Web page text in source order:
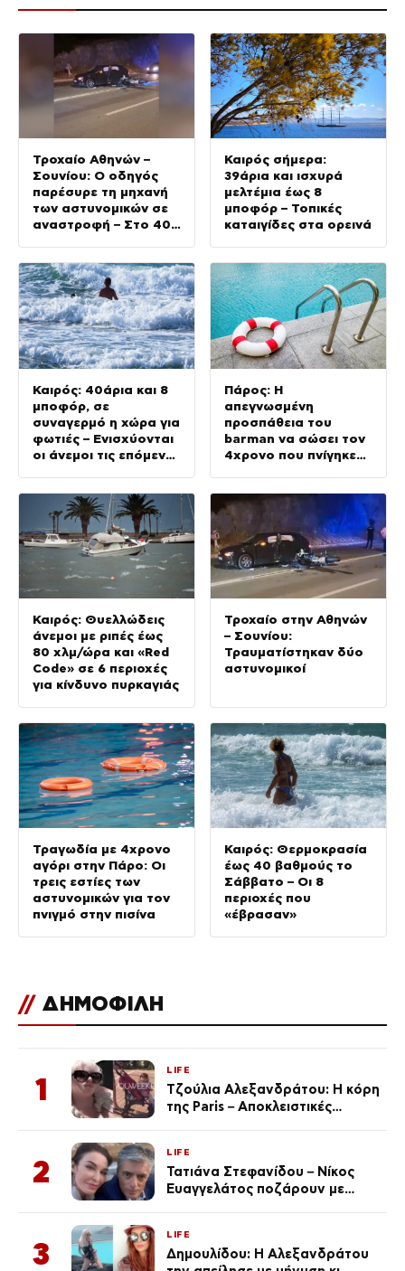
Τροχαίο Αθηνών –
Σουνίου: Ο οδηγός
παρέσυρε τη μηχανή
των αστυνομικών σε
αναστροφή – Στο 401
Καιρός σήμερα:
39άρια και ισχυρά
μελτέμια έως 8
μποφόρ – Τοπικές
καταιγίδες στα ορεινά
Καιρός: 40άρια και 8
μποφόρ, σε
συναγερμό η χώρα για
φωτιές – Ενισχύονται
οι άνεμοι τις επόμενες
Πάρος: Η
απεγνωσμένη
προσπάθεια του
barman να σώσει τον
4χρονο που πνίγηκε
Καιρός: Θυελλώδεις
άνεμοι με ριπές έως
80 χλμ/ώρα και «Red
Code» σε 6 περιοχές
για κίνδυνο πυρκαγιάς
Τροχαίο στην Αθηνών
– Σουνίου:
Τραυματίστηκαν δύο
αστυνομικοί
Τραγωδία με 4χρονο
αγόρι στην Πάρο: Οι
τρεις εστίες των
αστυνομικών για τον
πνιγμό στην πισίνα
Καιρός: Θερμοκρασία
έως 40 βαθμούς το
Σάββατο – Οι 8
περιοχές που
«έβρασαν»
// ΔΗΜΟΦΙΛΗ
1
LIFE
Τζούλια Αλεξανδράτου: Η κόρη
της Paris – Αποκλειστικές
2
LIFE
Τατιάνα Στεφανίδου – Νίκος
Ευαγγελάτος ποζάρουν με
3
LIFE
Δημουλίδου: Η Αλεξανδράτου